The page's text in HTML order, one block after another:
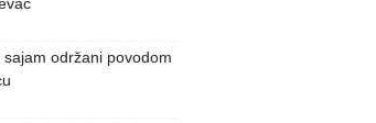
održani povodom